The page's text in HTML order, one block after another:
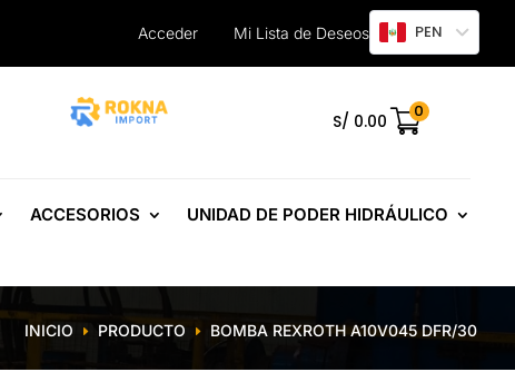
Acceder Mi Lista de Deseos PEN
S/ 0.00 0
ACCESORIOS
UNIDAD DE PODER HIDRÁULICO
INICIO E PRODUCTO E BOMBA REXROTH A10V045 DFR/30